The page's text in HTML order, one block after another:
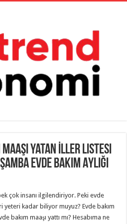
Maaşı Yatan İller Listesi
Evde Bakım Aylığı
çok insanı ilgilendiriyor. Peki evde
yeteri kadar biliyor muyuz? Evde bakım
bakım maaşı yattı mı? Hesabıma ne